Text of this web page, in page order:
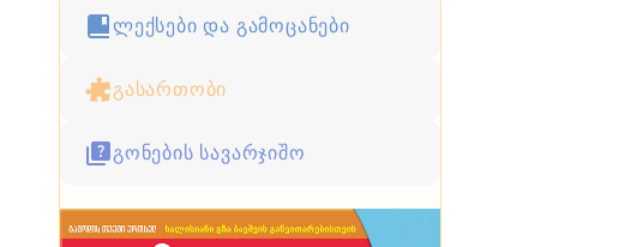
ლექსები და გამოცანები
გასართობი
გონების სავარჯიშო